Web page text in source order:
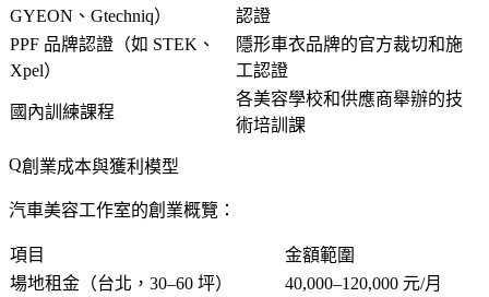
GYEON、Gtechniq）
認證
PPF 品牌認證（如 STEK、
Xpel）
隱形車衣品牌的官方裁切和施
工認證
國內訓練課程
各美容學校和供應商舉辦的技
術培訓課
創業成本與獲利模型
汽車美容工作室的創業概覽：
項目
金額範圍
場地租金（台北，30–60 坪）
40,000–120,000 元/月